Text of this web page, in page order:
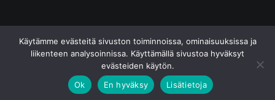
Käytämme evästeitä sivuston toiminnoissa, ominaisuuksissa ja
liikenteen analysoinnissa. Käyttämällä sivustoa hyväksyt
evästeiden käytön.
Ok
En hyväksy Lisätietoja